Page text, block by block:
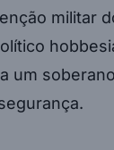
militar
um